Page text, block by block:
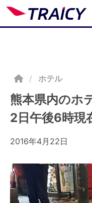
/ ホテル
熊本県内のホ
2日午後6時現
2016年4月22日